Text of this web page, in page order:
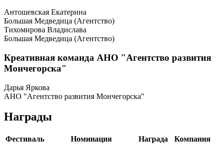
Антошевская Екатерина
Большая Медведица (Агентство)
Тихомирова Владислава
Большая Медведица (Агентство)
Креативная команда АНО "Агентство развития
Мончегорска"
Дарья Яркова
АНО "Агентство развития Мончегорска"
Награды
Фестиваль Номинация Награда Компания